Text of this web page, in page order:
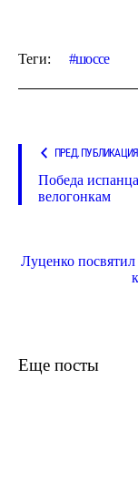
Теги: шоссе
ПРЕД. ПУБЛИКАЦИЯ
Победа
велогонкам
Луценко
Еще посты